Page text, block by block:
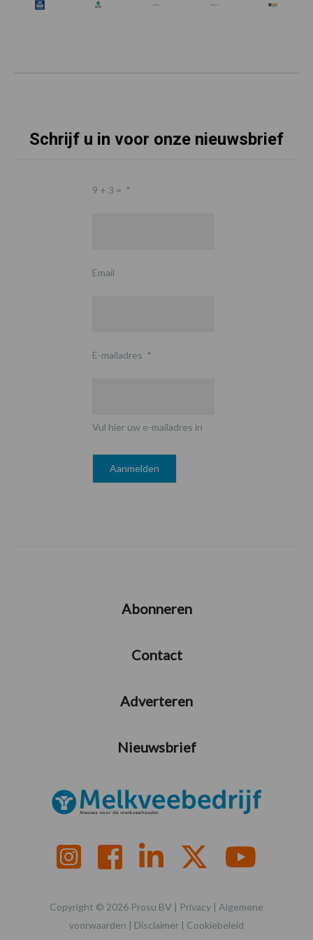
Schrijf u in voor onze nieuwsbrief
9 + 3 = *
Email
E-mailadres *
Vul hier uw e-mailadres in
Abonneren
Contact
Adverteren
Nieuwsbrief
Copyright © 2026 Prosu BV | Privacy | Algemene
voorwaarden | Disclaimer | Cookiebeleid